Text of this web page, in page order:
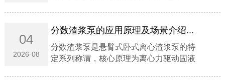
式无轴封泵 。...
04
2026-08
分数渣浆泵的应用原理及场景介绍...
分数渣浆泵是‌悬臂式卧式离心渣浆泵‌的特
定系列称谓，核心原理为‌离心力驱动固液